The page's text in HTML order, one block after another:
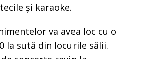
și karaoke.
va avea loc cu o
la sută din locurile sălii.